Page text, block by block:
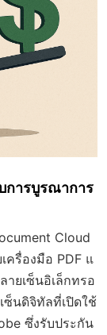
การบูรณาการ
Cloud
ครื่องมือ PDF แ
ยเซ็นอิเล็กทรอ
ซ็นดิจิทัลที่เปิดใช้
ซึ่งรับประกัน